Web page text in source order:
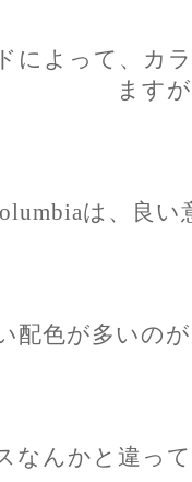
によって、カ
ます
は、良
配色が多いの
なんかと違っ